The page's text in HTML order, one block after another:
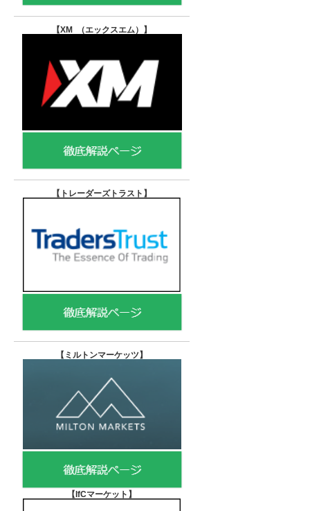
【XM （エックスエム） 】
【トレーダーズトラスト 】
【 ミルトンマーケッツ】
【IfCマーケット 】